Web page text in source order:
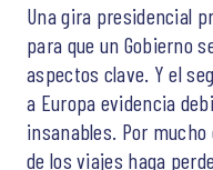
Una gira presidencial
para que un Gobierno
aspectos clave. Y el
a Europa evidencia
insanables. Por
de los viajes haga